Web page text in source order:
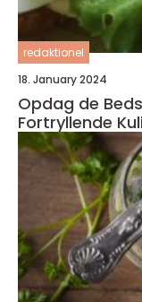
redaktionel
18. January 2024
Opdag de
Fortryllende